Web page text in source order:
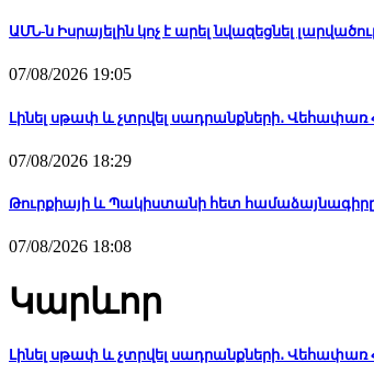
ԱՄՆ-ն Իսրայելին կոչ է արել նվազեցնել
07/08/2026 19:05
Լինել սթափ և չտրվել սադրանքների․
07/08/2026 18:29
Թուրքիայի և Պակիստանի հետ
07/08/2026 18:08
Կարևոր
Լինել սթափ և չտրվել սադրանքների․